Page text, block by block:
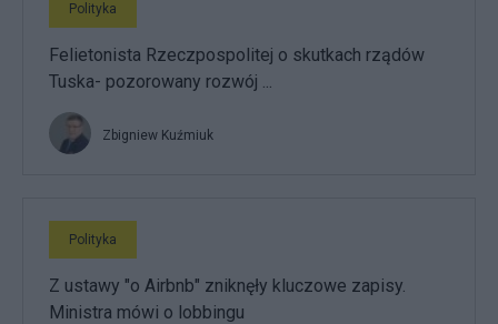
Polityka
Felietonista Rzeczpospolitej o skutkach rządów
Tuska- pozorowany rozwój ...
Zbigniew Kuźmiuk
Polityka
Z ustawy "o Airbnb" zniknęły kluczowe zapisy.
Ministra mówi o lobbingu